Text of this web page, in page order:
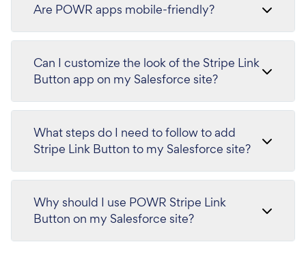
Are POWR apps mobile-friendly?
Can I customize the look of the Stripe Link
Button app on my Salesforce site?
What steps do I need to follow to add
Stripe Link Button to my Salesforce site?
Why should I use POWR Stripe Link
Button on my Salesforce site?